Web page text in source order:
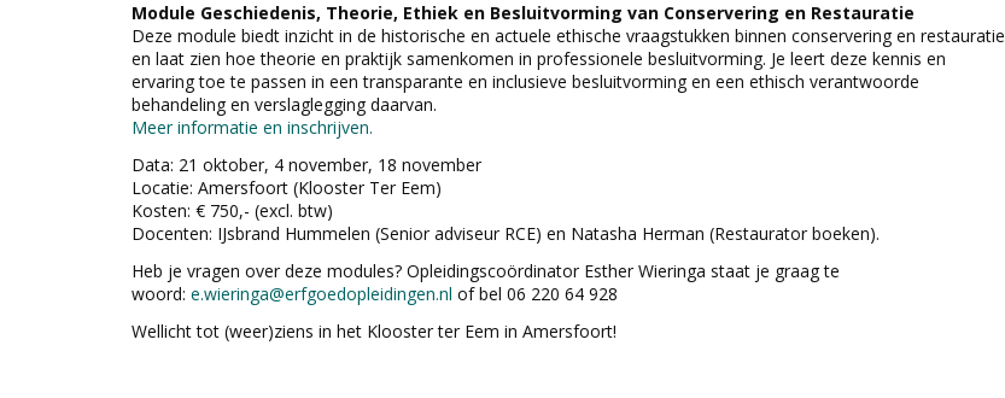
Module Geschiedenis, Theorie, Ethiek en Besluitvorming van Conservering en Restauratie
Deze module biedt inzicht in de historische en actuele ethische vraagstukken binnen conservering en restauratie
en laat zien hoe theorie en praktijk samenkomen in professionele besluitvorming. Je leert deze kennis en
ervaring toe te passen in een transparante en inclusieve besluitvorming en een ethisch verantwoorde
behandeling en verslaglegging daarvan.
Meer informatie en inschrijven.
Data: 21 oktober, 4 november, 18 november
Locatie: Amersfoort (Klooster Ter Eem)
Kosten: € 750,- (excl. btw)
Docenten: IJsbrand Hummelen (Senior adviseur RCE) en Natasha Herman (Restaurator boeken).
Heb je vragen over deze modules? Opleidingscoördinator Esther Wieringa staat je graag te
woord: e.wieringa@erfgoedopleidingen.nl of bel 06 220 64 928
Wellicht tot (weer)ziens in het Klooster ter Eem in Amersfoort!